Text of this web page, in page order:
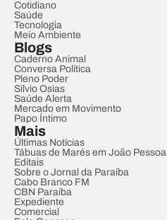
Cotidiano
Saúde
Tecnologia
Meio Ambiente
Blogs
Caderno Animal
Conversa Política
Pleno Poder
Sílvio Osias
Saúde Alerta
Mercado em Movimento
Papo Íntimo
Mais
Últimas Notícias
Tábuas de Marés em João Pessoa
Editais
Sobre o Jornal da Paraíba
Cabo Branco FM
CBN Paraíba
Expediente
Comercial